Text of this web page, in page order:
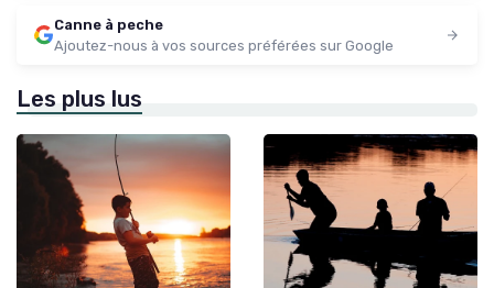
Canne à peche
Ajoutez-nous à vos sources préférées sur Google
Les plus lus